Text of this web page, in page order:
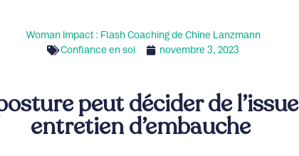
Woman Impact : Flash Coaching de Chine Lanzmann
Confiance en soi
novembre 3, 2023
peut décider de
entretien d’embauche